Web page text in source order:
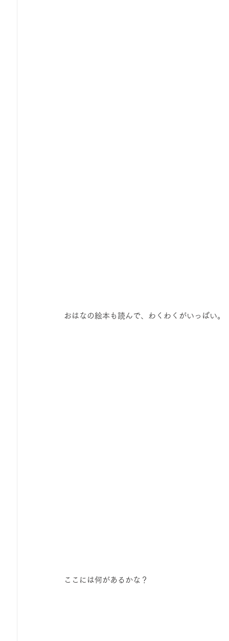
おはなの絵本も読んで、わくわくがいっぱい。
ここには何があるかな？